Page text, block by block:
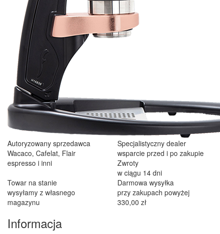
Autoryzowany sprzedawca
Wacaco, Cafelat, Flair
espresso i inni
Specjalistyczny dealer
wsparcie przed i po zakupie
Zwroty
w ciągu 14 dni
Towar na stanie
wysyłamy z własnego
magazynu
Darmowa wysyłka
przy zakupach powyżej
330,00 zł
Informacja